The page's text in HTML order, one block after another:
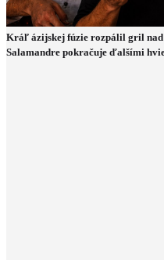
Kráľ ázijskej fúzie rozpálil gril nad
Salamandre pokračuje ďalšími